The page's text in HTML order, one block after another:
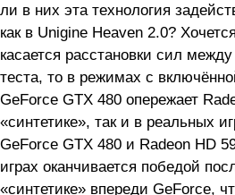
ли в них эта технология
как в Unigine Heaven 2.0?
касается расстановки сил
теста, то в режимах с
GeForce GTX 480 опережает
«синтетике», так и в реальных
GeForce GTX 480 и Radeon HD
играх оканчивается победой
«синтетике» впереди GeForce,